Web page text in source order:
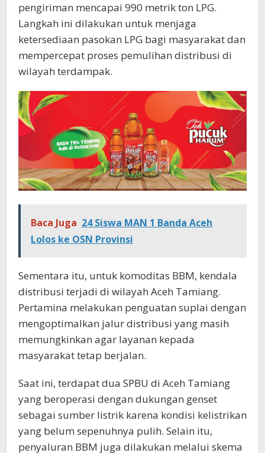
pengiriman mencapai 990 metrik ton LPG.
Langkah ini dilakukan untuk menjaga
ketersediaan pasokan LPG bagi masyarakat dan
mempercepat proses pemulihan distribusi di
wilayah terdampak.
Baca Juga 24 Siswa MAN 1 Banda Aceh
Lolos ke OSN Provinsi
Sementara itu, untuk komoditas BBM, kendala
distribusi terjadi di wilayah Aceh Tamiang.
Pertamina melakukan penguatan suplai dengan
mengoptimalkan jalur distribusi yang masih
memungkinkan agar layanan kepada
masyarakat tetap berjalan.
Saat ini, terdapat dua SPBU di Aceh Tamiang
yang beroperasi dengan dukungan genset
sebagai sumber listrik karena kondisi kelistrikan
yang belum sepenuhnya pulih. Selain itu,
penyaluran BBM juga dilakukan melalui skema